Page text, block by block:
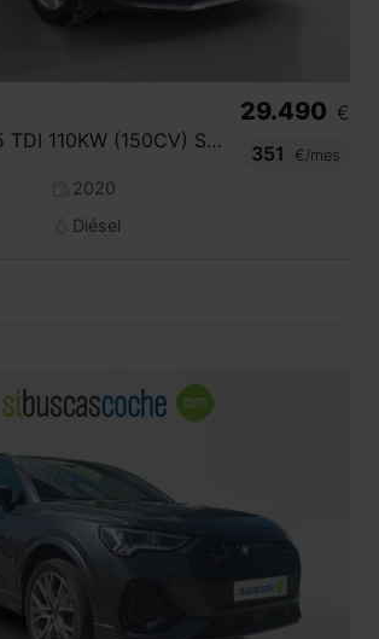
ADVANCED 35 TDI 110KW (150CV) S TRONIC
2020
Diésel
29.490 €
351
€/mes